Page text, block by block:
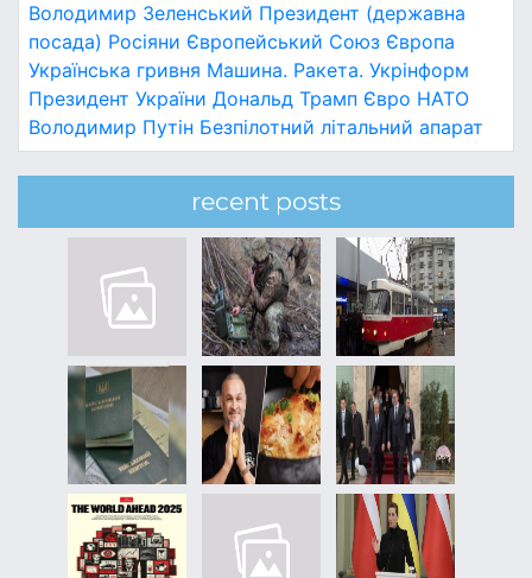
Володимир Зеленський Президент (державна
посада) Росіяни Європейський Союз Європа
Українська гривня Машина. Ракета. Укрінформ
Президент України Дональд Трамп Євро НАТО
Володимир Путін Безпілотний літальний апарат
recent posts